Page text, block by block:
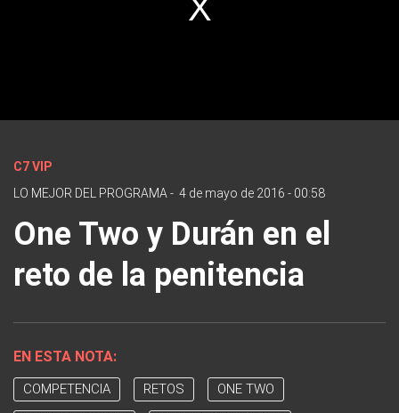
C7 VIP
LO MEJOR DEL PROGRAMA - 4 de mayo de 2016 - 00:58
One Two y Durán en el
reto de la penitencia
EN ESTA NOTA:
COMPETENCIA RETOS ONE TWO